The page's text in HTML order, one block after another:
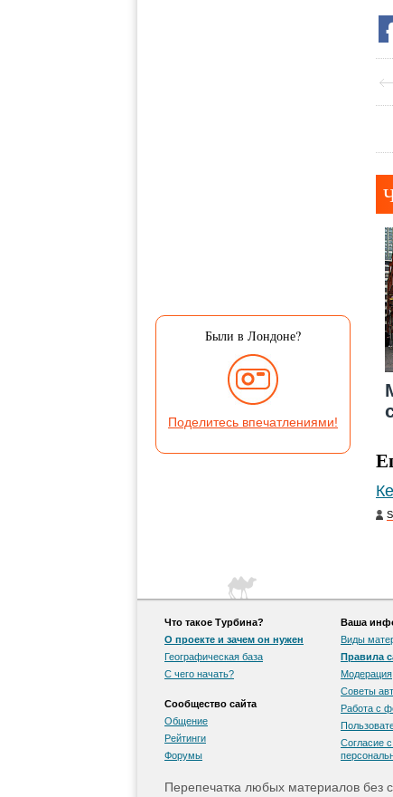
Были в Лондоне?
Поделитесь впечатлениями!
Что такое Турбина?
О проекте и зачем он нужен
Географическая база
С чего начать?
Сообщество сайта
Общение
Рейтинги
Форумы
Ваша
Виды
Правила
Модерация
Советы
Работа с
Согласие
Перепечатка любых материалов без